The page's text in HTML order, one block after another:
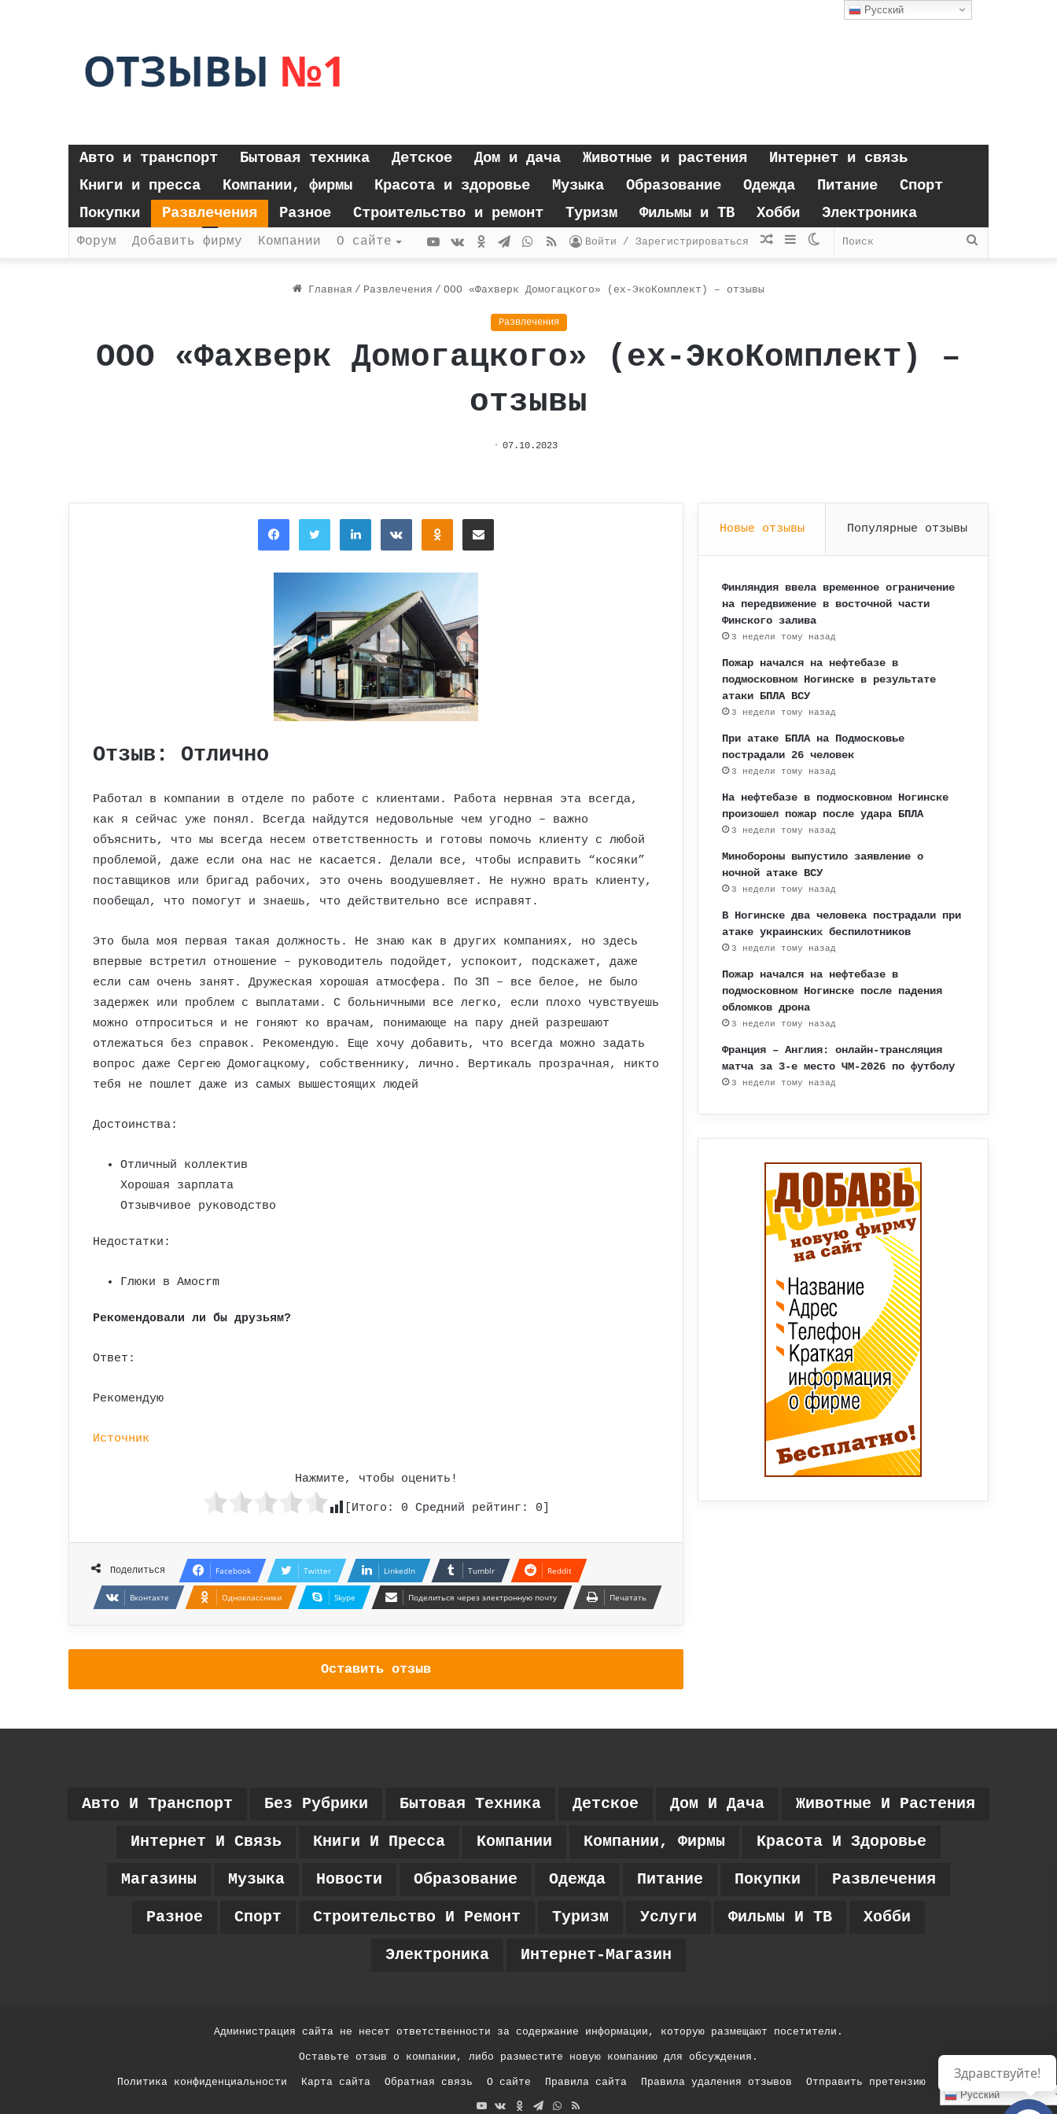
Авто и транспорт Бытовая техника Детское Дом и дача Животные и растения
Интернет и связь
Книги и пресса
Компании, фирмы Красота и здоровье Музыка Образование Одежда Питание
Спорт
Покупки
Развлечения Разное Строительство и ремонт Туризм Фильмы и ТВ Хобби Электроника
Форум Добавить фирму Компании О сайте Поиск
Switch
Sidebar
Случайная
Войти / Зарегистрироваться
RSS
WhatsApp
Telegram
Одноклассники
vk.com
YouTube
Главная / Развлечения / ООО «Фахверк Домогацкого» (ex-ЭкоКомплект) – отзывы
Развлечения
ООО «Фахверк Домогацкого» (ex-ЭкоКомплект) –
отзывы
07.10.2023
FacebookTwitterLinkedInВконтактеОдноклассники
Поделиться через электронную почту
Отзыв: Отлично
Работал в компании в отделе по работе с клиентами. Работа нервная эта всегда,
как я сейчас уже понял. Всегда найдутся недовольные чем угодно – важно
объяснить, что мы всегда несем ответственность и готовы помочь клиенту с любой
проблемой, даже если она нас не касается. Делали все, чтобы исправить “косяки”
поставщиков или бригад рабочих, это очень воодушевляет. Не нужно врать клиенту,
пообещал, что помогут и знаешь, что действительно все исправят.
Это была моя первая такая должность. Не знаю как в других компаниях, но здесь
впервые встретил отношение – руководитель подойдет, успокоит, подскажет, даже
если сам очень занят. Дружеская хорошая атмосфера. По ЗП – все белое, не было
задержек или проблем с выплатами. С больничными все легко, если плохо чувствуешь
можно отпроситься и не гоняют ко врачам, понимающе на пару дней разрешают
отлежаться без справок. Рекомендую. Еще хочу добавить, что всегда можно задать
вопрос даже Сергею Домогацкому, собственнику, лично. Вертикаль прозрачная, никто
тебя не пошлет даже из самых вышестоящих людей
Достоинства:
Отличный коллектив
Хорошая зарплата
Отзывчивое руководство
Недостатки:
Глюки в Амоcrm
Рекомендовали ли бы друзьям?
Ответ:
Рекомендую
Источник
Нажмите, чтобы оценить!
[Итого: 0 Средний рейтинг: 0
Поделиться Facebook Twitter LinkedIn Tumblr Reddit
Вконтакте Одноклассники Skype Поделиться через электронную почту Печатать
Оставить отзыв
Новые отзывы Популярные отзывы
Финляндия ввела временное ограничение
на передвижение в восточной части
Финского залива
3 недели тому назад
Пожар начался на нефтебазе в
подмосковном Ногинске в результате
атаки БПЛА ВСУ
3 недели тому назад
При атаке БПЛА на Подмосковье
пострадали 26 человек
3 недели тому назад
На нефтебазе в подмосковном Ногинске
произошел пожар после удара БПЛА
3 недели тому назад
Минобороны выпустило заявление о
ночной атаке ВСУ
3 недели тому назад
В Ногинске два человека пострадали при
атаке украинских беспилотников
3 недели тому назад
Пожар начался на нефтебазе в
подмосковном Ногинске после падения
обломков дрона
3 недели тому назад
Франция – Англия: онлайн-трансляция
матча за 3-е место ЧМ-2026 по футболу
3 недели тому назад
Авто И Транспорт Без Рубрики Бытовая Техника Детское Дом И Дача Животные И Растения
Интернет И Связь Книги И Пресса Компании Компании, Фирмы Красота И Здоровье
Магазины Музыка Новости Образование Одежда Питание Покупки Развлечения
Разное Спорт Строительство И Ремонт Туризм Услуги Фильмы И ТВ Хобби
Электроника Интернет-Магазин
Администрация сайта не несет ответственности за содержание информации, которую размещают посетители.
Оставьте отзыв о компании, либо разместите новую компанию для обсуждения.
Политика конфиденциальности Карта сайта Обратная связь О сайте Правила сайта Правила удаления отзывов
Отправить претензию
Русский
YouTubevk.com
Одноклассники
Telegram
WhatsApp
RSS
Русский
Здравствуйте!